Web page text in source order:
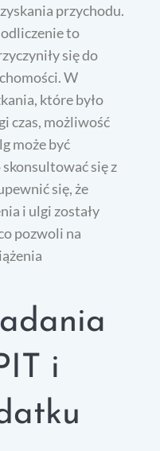
przychodu.
to
się do
W
które było
czas, możliwość
może być
się z
się, że
i ulgi zostały
pozwoli na
i